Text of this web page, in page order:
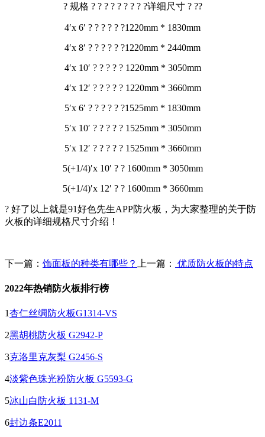
? 规格 ? ? ? ? ? ? ? ? ?详细尺寸 ? ??
4′x 6′ ? ? ? ? ? ?1220mm * 1830mm
4′x 8′ ? ? ? ? ? ?1220mm * 2440mm
4′x 10′ ? ? ? ? ? 1220mm * 3050mm
4′x 12′ ? ? ? ? ? 1220mm * 3660mm
5′x 6′ ? ? ? ? ? ?1525mm * 1830mm
5′x 10′ ? ? ? ? ? 1525mm * 3050mm
5′x 12′ ? ? ? ? ? 1525mm * 3660mm
5(+1/4)′x 10′ ? ? 1600mm * 3050mm
5(+1/4)′x 12′ ? ? 1600mm * 3660mm
? 好了以上就是91好色先生APP防火板，为大家整理的关于防
火板的详细规格尺寸介绍！
下一篇： 饰面板的种类有哪些？ 上一篇： 优质防火板的特点
2022年热销防火板排行榜
1杏仁丝绸防火板G1314-VS
2黑胡桃防火板 G2942-P
3克洛里克灰梨 G2456-S
4淡紫色珠光粉防火板 G5593-G
5冰山白防火板 1131-M
6封边条E2011